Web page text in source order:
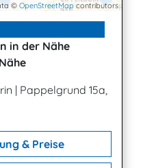
© OpenStreetMap contributors
in der Nähe
| Pappelgrund 15a,
& Preise